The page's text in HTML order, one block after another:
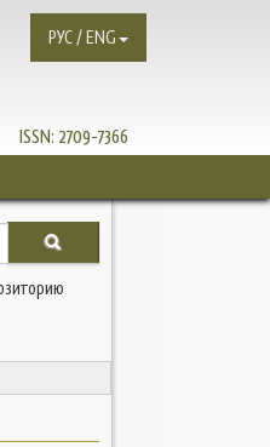
ISSN: 2709-7366
РУС / ENG